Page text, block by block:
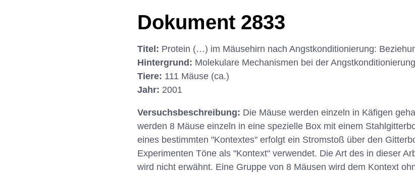
Dokument 2833
Titel: Protein (…) im Mäusehirn nach Angstkonditionierung:
Hintergrund: Molekulare Mechanismen bei der Angstkonditionierung
Tiere: 111 Mäuse (ca.)
Jahr: 2001
Versuchsbeschreibung: Die Mäuse werden einzeln in Käfigen
werden 8 Mäuse einzeln in eine spezielle Box mit einem
eines bestimmten "Kontextes" erfolgt ein Stromstoß über den
Experimenten Töne als "Kontext" verwendet. Die Art des in dieser
wird nicht erwähnt. Eine Gruppe von 8 Mäusen wird dem Kontext